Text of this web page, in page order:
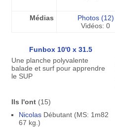
Médias
Photos (12)
Vidéos: 0
Funbox 10'0 x 31.5
Une planche polyvalente
balade et surf pour apprendre
le SUP
Ils l'ont(15)
NicolasDébutant (MS: 1m82
67 kg.)